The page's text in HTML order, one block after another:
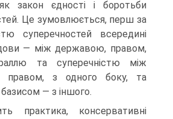
закон єдності і боротьби
Це зумовлюється, перш за
суперечностей всередині
— між державою, правом,
та суперечністю між
правом, з одного боку, та
— з іншого.
практика, консервативні